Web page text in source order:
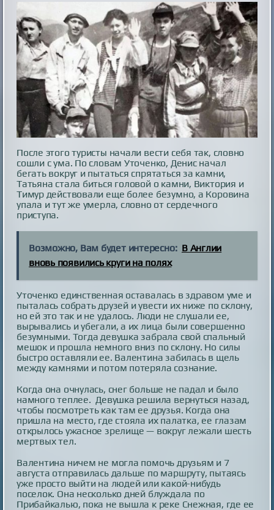
После этого туристы начали вести себя так, словно
сошли с ума. По словам Уточенко, Денис начал
бегать вокруг и пытаться спрятаться за камни,
Татьяна стала биться головой о камни, Виктория и
Тимур действовали еще более безумно, а Коровина
упала и тут же умерла, словно от сердечного
приступа.
Возможно, Вам будет интересно: В Англии
вновь появились круги на полях
Уточенко единственная оставалась в здравом уме и
пыталась собрать друзей и увести их ниже по склону,
но ей это так и не удалось. Люди не слушали ее,
вырывались и убегали, а их лица были совершенно
безумными. Тогда девушка забрала свой спальный
мешок и прошла немного вниз по склону. Но силы
быстро оставляли ее. Валентина забилась в щель
между камнями и потом потеряла сознание.
Когда она очнулась, снег больше не падал и было
намного теплее. Девушка решила вернуться назад,
чтобы посмотреть как там ее друзья. Когда она
пришла на место, где стояла их палатка, ее глазам
открылось ужасное зрелище — вокруг лежали шесть
мертвых тел.
Валентина ничем не могла помочь друзьям и 7
августа отправилась дальше по маршруту, пытаясь
уже просто выйти на людей или какой-нибудь
поселок. Она несколько дней блуждала по
Прибайкалью, пока не вышла к реке Снежная, где ее